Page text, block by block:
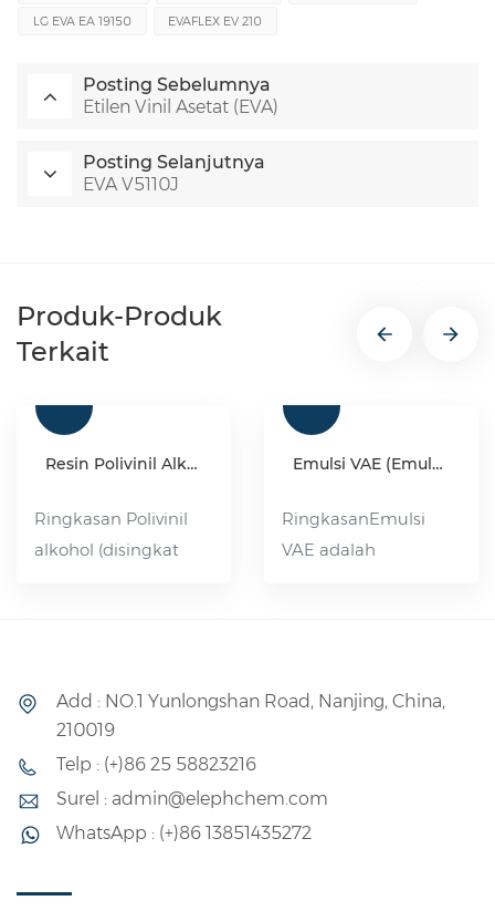
LG EVA EA 19150
EVAFLEX EV 210
Posting Sebelumnya
Etilen Vinil Asetat (EVA)
Posting Selanjutnya
EVA V5110J
Produk-Produk
Terkait
Resin Polivinil Alkohol (PVA) Kelas Industri
Ringkasan Polivinil
alkohol (disingkat
padatan bubuk, tidak
beracun, tidak
berbau, bebas polusi,
dapat larut dalam air
pada suhu 80-90 °C.
dimetil sulfoksida.
Emulsi VAE (Emulsi kopolimer vinil asetat-etilena)
RingkasanEmulsi
VAE adalah
terbuat dari etilena
bahan baku dasar
dan bahan
Add : NO.1 Yunlongshan Road, Nanjing, China,
210019
Telp : (+)86 25 58823216
Surel : admin@elephchem.com
WhatsApp : (+)86 13851435272